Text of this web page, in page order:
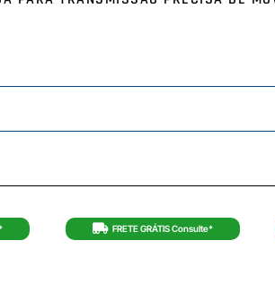
FRETE GRÁTIS Consulte*